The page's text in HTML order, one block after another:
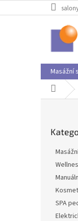
na
Masážní
Domů
SPA